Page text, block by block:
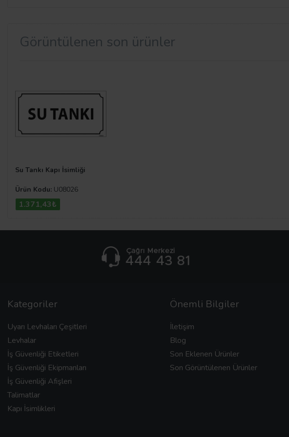
Görüntülenen son ürünler
Su Tankı Kapı İsimliği
Ürün Kodu: U08026
1.371,43₺
Kategoriler
Uyarı Levhaları Çeşitleri
Levhalar
İş Güvenliği Etiketleri
İş Güvenliği Ekipmanları
İş Güvenliği Afişleri
Talimatlar
Kapı İsimlikleri
Önemli Bilgiler
İletişim
Blog
Son Eklenen Ürünler
Son Görüntülenen Ürünler